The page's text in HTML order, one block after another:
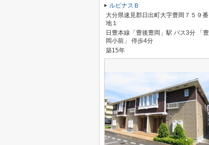
ルピナスＢ
大分県速見郡日出町大字豊岡７５９番
地１
日豊本線「豊後豊岡」駅 バス3分 「豊
岡小前」 停歩4分
築15年